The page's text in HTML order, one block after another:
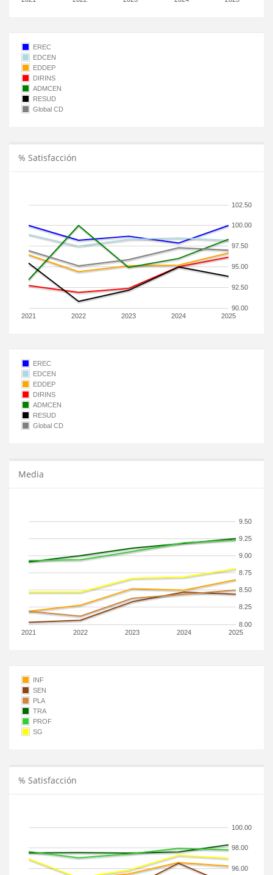
EREC
EDCEN
EDDEP
DIRINS
ADMCEN
RESUD
Global CD
% Satisfacción
2021 2022 2023 2024 2025
90.00
92.50
95.00
97.50
100.00
102.50
EREC
EDCEN
EDDEP
DIRINS
ADMCEN
RESUD
Global CD
Media
2021 2022 2023 2024 2025
8.00
8.25
8.50
8.75
9.00
9.25
9.50
INF
SEN
PLA
TRA
PROF
SG
% Satisfacción
96.00
98.00
100.00